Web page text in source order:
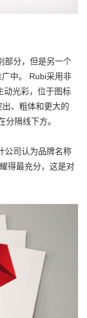
部分，但是另一个
中。 Rubi采用非
动光彩，位于图标
、粗体和更大的
分隔线下方。
公司认为品牌名称
得最充分，这是对